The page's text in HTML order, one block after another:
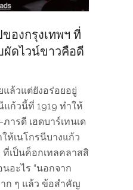
องกรุงเทพฯ ที่
ผัดไวน์ขาวคือดี
แล้วแต่ยังอร่อยอยู่
ก้วนี้ที่ 1919 ทำให้
ารดี เฮดบาร์เทนเด
ห้เนโกรนีบางแก้ว
ที่เป็นค็อกเทลคลาสสิ
อะไร “นอกจาก
ก ๆ แล้ว ข้อสำคัญ